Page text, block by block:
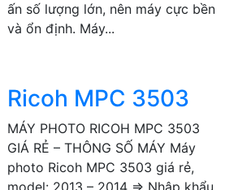
ấn số lượng lớn, nên máy cực bền
và ổn định. Máy...
Ricoh MPC 3503
MÁY PHOTO RICOH MPC 3503
GIÁ RẺ – THÔNG SỐ MÁY Máy
photo Ricoh MPC 3503 giá rẻ,
model: 2013 – 2014 => Nhập khẩu